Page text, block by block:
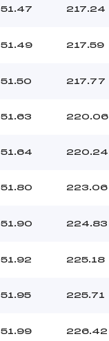
51.47 217.24
51.49 217.59
51.50 217.77
51.63 220.06
51.64 220.24
51.80 223.06
51.90 224.83
51.92 225.18
51.95 225.71
51.99 226.42